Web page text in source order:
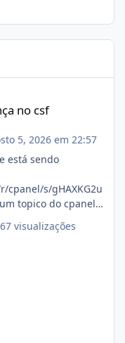
no csf
5, 2026 em 22:57
está sendo
s/gHAXKG2u
topico do cpanel...
visualizações